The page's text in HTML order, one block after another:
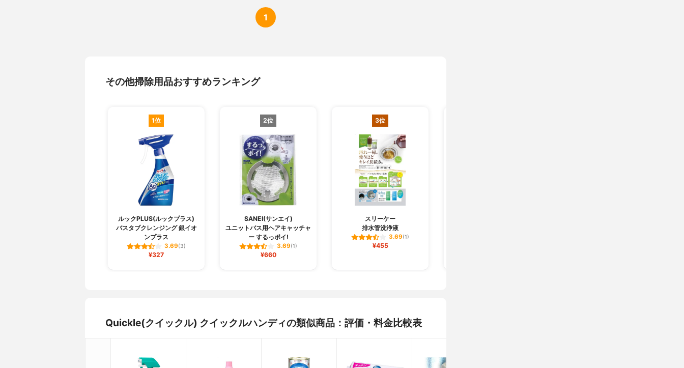
1
その他掃除用品おすすめランキング
1位
ルックPLUS(ルックプラス)
バスタブクレンジング 銀イオ
ンプラス
3.69(3)
¥327
2位
SANEI(サンエイ)
ユニットバス用ヘアキャッチャ
ー するっポイ!
3.69(1)
¥660
3位
スリーケー
排水管洗浄液
3.69(1)
¥455
Quickle(クイックル) クイックルハンディの類似商品：評価・料金比較表